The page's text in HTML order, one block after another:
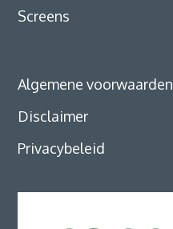
Screens
Algemene voorwaarden
Disclaimer
Privacybeleid